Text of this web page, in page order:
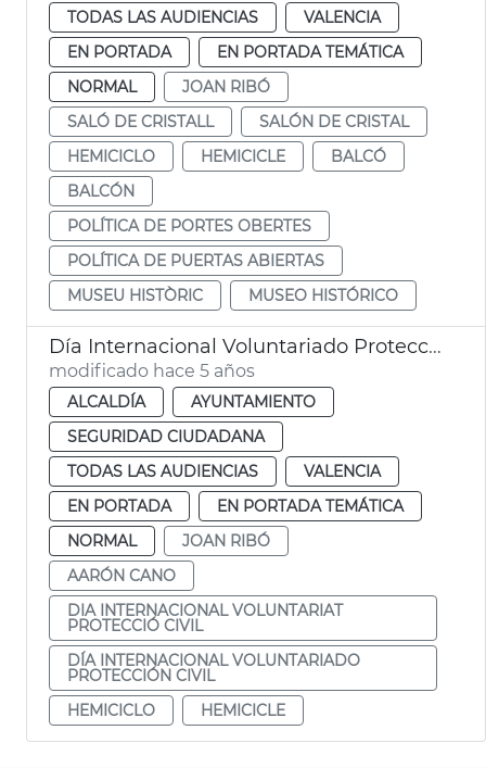
TODAS LAS AUDIENCIAS
VALENCIA
EN PORTADA
EN PORTADA TEMÁTICA
NORMAL
JOAN RIBÓ
SALÓ DE CRISTALL
SALÓN DE CRISTAL
HEMICICLO
HEMICICLE
BALCÓ
BALCÓN
POLÍTICA DE PORTES OBERTES
POLÍTICA DE PUERTAS ABIERTAS
MUSEU HISTÒRIC
MUSEO HISTÓRICO
Día Internacional Voluntariado Protección Civil
modificado hace 5 años
ALCALDÍA
AYUNTAMIENTO
SEGURIDAD CIUDADANA
TODAS LAS AUDIENCIAS
VALENCIA
EN PORTADA
EN PORTADA TEMÁTICA
NORMAL
JOAN RIBÓ
AARÓN CANO
DIA INTERNACIONAL VOLUNTARIAT
PROTECCIÓ CIVIL
DÍA INTERNACIONAL VOLUNTARIADO
PROTECCIÓN CIVIL
HEMICICLO
HEMICICLE